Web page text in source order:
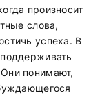
произносит
слова,
успеха. В
понимают,